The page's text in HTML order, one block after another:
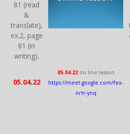
81 (read
&
translate),
ex.2, page
81 (in
writing).
05.04.22
05.04.22 on line lesson
https://meet.google.com/fex-
nrtr-ynq